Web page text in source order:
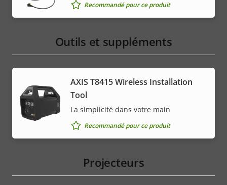
Recommandé pour ce produit
Outils et suppléments
AXIS T8415 Wireless Installation
Tool
La simplicité dans votre main
Recommandé pour ce produit
Projecteurs